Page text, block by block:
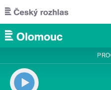
Přejít k hlavnímu obsahu